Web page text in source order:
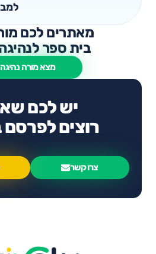
מאתרים לכם
בית ספר
מצא מורה נהיגה
יש לכם
רוצים
צרו קשר